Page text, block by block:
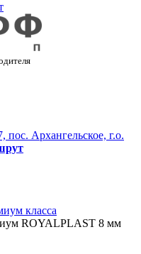
Архангельское, г.о.
класса
ROYALPLAST 8 мм